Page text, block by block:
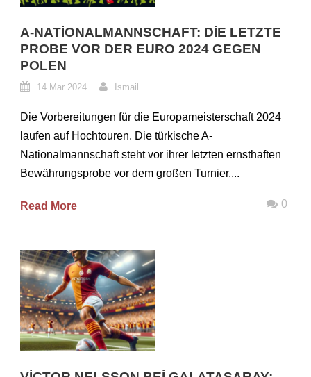
A-NATIONALMANNSCHAFT: DIE LETZTE
PROBE VOR DER EURO 2024 GEGEN
POLEN
14 Mar 2024 Ismail
Die Vorbereitungen für die Europameisterschaft 2024
laufen auf Hochtouren. Die türkische A-
Nationalmannschaft steht vor ihrer letzten ernsthaften
Bewährungsprobe vor dem großen Turnier....
Read More 0